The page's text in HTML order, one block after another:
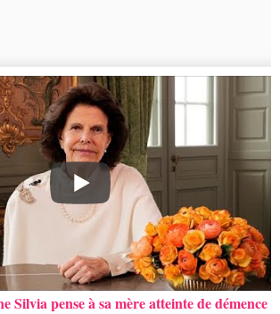
Silvia pense à sa mère atteinte de démence